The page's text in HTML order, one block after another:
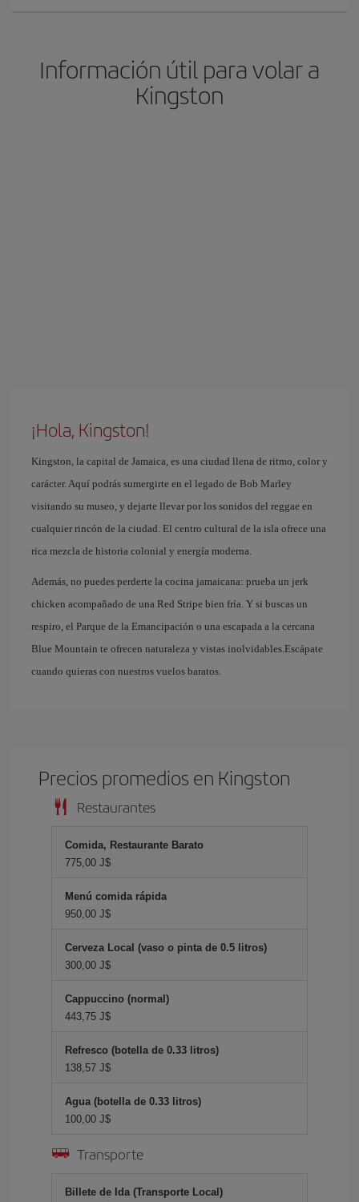
Información útil para volar a
Kingston
¡Hola, Kingston!
Kingston, la capital de Jamaica, es una ciudad llena de ritmo, color y
carácter. Aquí podrás sumergirte en el legado de Bob Marley
visitando su museo, y dejarte llevar por los sonidos del reggae en
cualquier rincón de la ciudad. El centro cultural de la isla ofrece una
rica mezcla de historia colonial y energía moderna.
Además, no puedes perderte la cocina jamaicana: prueba un jerk
chicken acompañado de una Red Stripe bien fría. Y si buscas un
respiro, el Parque de la Emancipación o una escapada a la cercana
Blue Mountain te ofrecen naturaleza y vistas inolvidables.Escápate
cuando quieras con nuestros vuelos baratos.
Precios promedios en Kingston
Restaurantes
Comida, Restaurante Barato
775,00 J$
Menú comida rápida
950,00 J$
Cerveza Local (vaso o pinta de 0.5 litros)
300,00 J$
Cappuccino (normal)
443,75 J$
Refresco (botella de 0.33 litros)
138,57 J$
Agua (botella de 0.33 litros)
100,00 J$
Transporte
Billete de Ida (Transporte Local)